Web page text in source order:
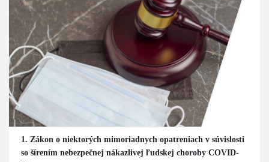
1. Zákon o niektorých mimoriadnych opatreniach v súvislosti
so šírením nebezpečnej nákazlivej ľudskej choroby COVID-